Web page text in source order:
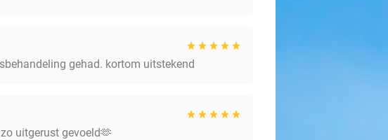
gehad. kortom uitstekend
uitgerust gevoeld🫶